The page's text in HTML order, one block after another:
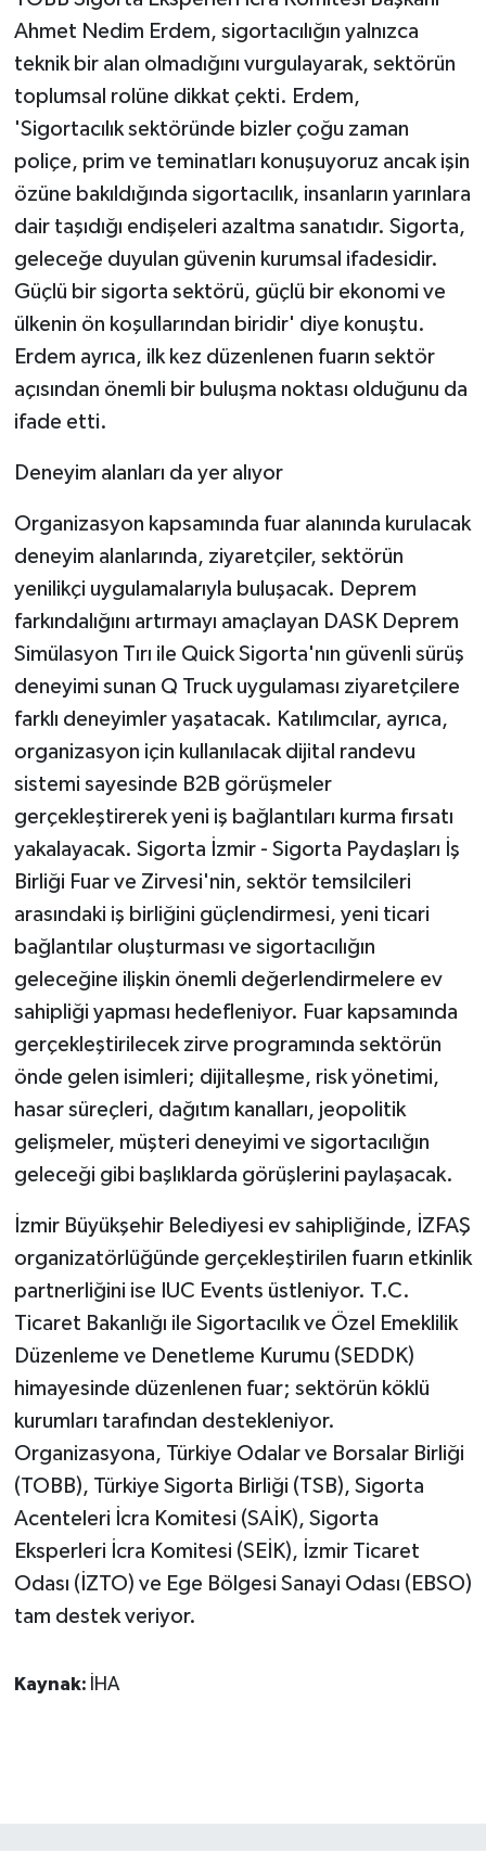
Ahmet Nedim Erdem, sigortacılığın yalnızca
teknik bir alan olmadığını vurgulayarak, sektörün
toplumsal rolüne dikkat çekti. Erdem,
'Sigortacılık sektöründe bizler çoğu zaman
poliçe, prim ve teminatları konuşuyoruz ancak işin
özüne bakıldığında sigortacılık, insanların yarınlara
dair taşıdığı endişeleri azaltma sanatıdır. Sigorta,
geleceğe duyulan güvenin kurumsal ifadesidir.
Güçlü bir sigorta sektörü, güçlü bir ekonomi ve
ülkenin ön koşullarından biridir' diye konuştu.
Erdem ayrıca, ilk kez düzenlenen fuarın sektör
açısından önemli bir buluşma noktası olduğunu da
ifade etti.
Deneyim alanları da yer alıyor
Organizasyon kapsamında fuar alanında kurulacak
deneyim alanlarında, ziyaretçiler, sektörün
yenilikçi uygulamalarıyla buluşacak. Deprem
farkındalığını artırmayı amaçlayan DASK Deprem
Simülasyon Tırı ile Quick Sigorta'nın güvenli sürüş
deneyimi sunan Q Truck uygulaması ziyaretçilere
farklı deneyimler yaşatacak. Katılımcılar, ayrıca,
organizasyon için kullanılacak dijital randevu
sistemi sayesinde B2B görüşmeler
gerçekleştirerek yeni iş bağlantıları kurma fırsatı
yakalayacak. Sigorta İzmir - Sigorta Paydaşları İş
Birliği Fuar ve Zirvesi'nin, sektör temsilcileri
arasındaki iş birliğini güçlendirmesi, yeni ticari
bağlantılar oluşturması ve sigortacılığın
geleceğine ilişkin önemli değerlendirmelere ev
sahipliği yapması hedefleniyor. Fuar kapsamında
gerçekleştirilecek zirve programında sektörün
önde gelen isimleri; dijitalleşme, risk yönetimi,
hasar süreçleri, dağıtım kanalları, jeopolitik
gelişmeler, müşteri deneyimi ve sigortacılığın
geleceği gibi başlıklarda görüşlerini paylaşacak.
İzmir Büyükşehir Belediyesi ev sahipliğinde, İZFAŞ
organizatörlüğünde gerçekleştirilen fuarın etkinlik
partnerliğini ise IUC Events üstleniyor. T.C.
Ticaret Bakanlığı ile Sigortacılık ve Özel Emeklilik
Düzenleme ve Denetleme Kurumu (SEDDK)
himayesinde düzenlenen fuar; sektörün köklü
kurumları tarafından destekleniyor.
Organizasyona, Türkiye Odalar ve Borsalar Birliği
(TOBB), Türkiye Sigorta Birliği (TSB), Sigorta
Acenteleri İcra Komitesi (SAİK), Sigorta
Eksperleri İcra Komitesi (SEİK), İzmir Ticaret
Odası (İZTO) ve Ege Bölgesi Sanayi Odası (EBSO)
tam destek veriyor.
Kaynak: İHA